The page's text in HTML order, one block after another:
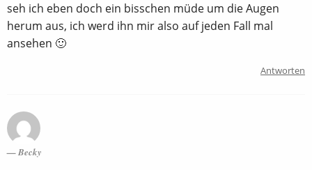
seh ich eben doch ein bisschen müde um die Augen
herum aus, ich werd ihn mir also auf jeden Fall mal
ansehen 🙂
Antworten
Becky